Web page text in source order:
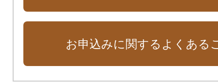
お申込みに関するよくある